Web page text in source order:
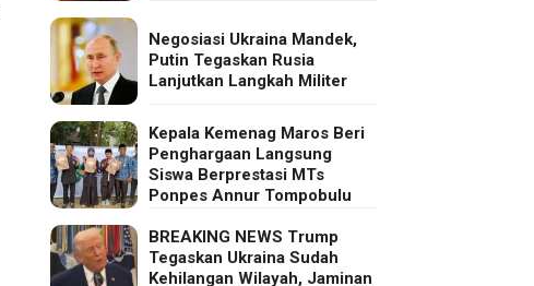
Negosiasi Ukraina Mandek,
Putin Tegaskan Rusia
Lanjutkan Langkah Militer
Kepala Kemenag Maros Beri
Penghargaan Langsung
Siswa Berprestasi MTs
Ponpes Annur Tompobulu
BREAKING NEWS Trump
Tegaskan Ukraina Sudah
Kehilangan Wilayah, Jaminan